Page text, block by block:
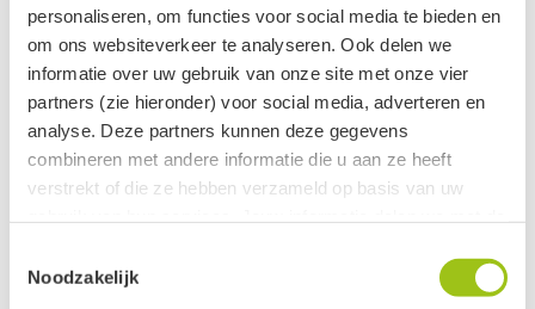
personaliseren, om functies voor social media te bieden en
om ons websiteverkeer te analyseren. Ook delen we
informatie over uw gebruik van onze site met onze vier
partners (zie hieronder) voor social media, adverteren en
analyse. Deze partners kunnen deze gegevens
combineren met andere informatie die u aan ze heeft
verstrekt of die ze hebben verzameld op basis van uw
Noodzakelijk
Gerelateerde categorieën
5D Frequencies